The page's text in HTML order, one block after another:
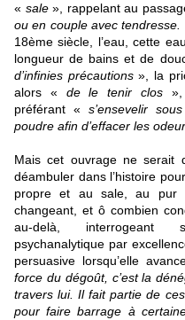
« sale», rappelant au
ou en couple avec tendresse.
18ème siècle, l’eau, cette
longueur de bains et de
d’infinies précautions», la
alors « de le tenir clos »,
préférant « s’ensevelir
poudre afin d’effacer les
Mais cet ouvrage ne serait
déambuler dans l’histoire
propre et au sale, au pur
changeant, et ô combien
au-delà, interrogeant
psychanalytique par
persuasive lorsqu’elle
force du dégoût, c’est la
travers lui. Il fait partie de
pour faire barrage à